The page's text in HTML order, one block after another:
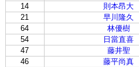
14
則本昂大
21
早川隆久
64
林優樹
54
日當直喜
47
藤井聖
46
藤平尚真